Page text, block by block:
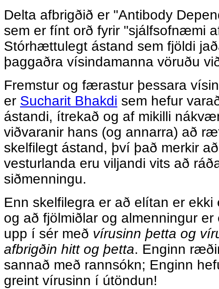
Delta afbrigðið er "Antibody
sem er fínt orð fyrir "sjálfsofnæmi
Stórhættulegt ástand sem fjöldi
þaggaðra vísindamanna vöruðu
Fremstur og færastur þessara
er Sucharit Bhakdi sem hefur
ástandi, ítrekað og af mikilli
viðvaranir hans (og annarra) að
skelfilegt ástand, því það merkir
vesturlanda eru viljandi vits að
siðmenningu.
Enn skelfilegra er að elítan er
og að fjölmiðlar og almenningur
upp í sér með vírusinn þetta og
afbrigðin hitt og þetta. Enginn
sannað með rannsókn; Enginn
greint vírusinn í útöndun!